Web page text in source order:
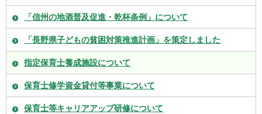
「信州の地酒普及促進・乾杯条例」について
「長野県子どもの貧困対策推進計画」を策定しました
指定保育士養成施設について
保育士修学資金貸付等事業について
保育士等キャリアアップ研修について